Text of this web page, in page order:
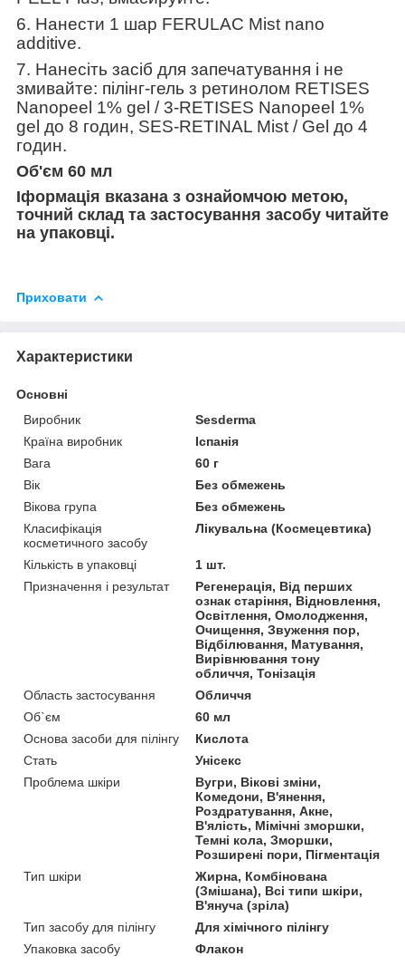
6. Нанести 1 шар FERULAC Mist nano
additive.
7. Нанесіть засіб для запечатування і не
змивайте: пілінг-гель з ретинолом RETISES
Nanopeel 1% gel / 3-RETISES Nanopeel 1%
gel до 8 годин, SES-RETINAL Mist / Gel до 4
годин.
Об'єм 60 мл
Іформація вказана з ознайомчою метою,
точний склад та застосування засобу читайте
на упаковці.
Приховати
Характеристики
Основні
Виробник
Sesderma
Країна виробник
Іспанія
Вага
60 г
Вік
Без обмежень
Вікова група
Без обмежень
Класифікація
косметичного засобу
Лікувальна (Космецевтика)
Кількість в упаковці
1 шт.
Призначення і результат
Регенерація, Від перших
ознак старіння, Відновлення,
Освітлення, Омолодження,
Очищення, Звуження пор,
Відбілювання, Матування,
Вирівнювання тону
обличчя, Тонізація
Область застосування
Обличчя
Об`єм
60 мл
Основа засоби для пілінгу
Кислота
Стать
Унісекс
Проблема шкіри
Вугри, Вікові зміни,
Комедони, В'янення,
Роздратування, Акне,
В'ялість, Мімічні зморшки,
Темні кола, Зморшки,
Розширені пори, Пігментація
Тип шкіри
Жирна, Комбінована
(Змішана), Всі типи шкіри,
В'януча (зріла)
Тип засобу для пілінгу
Для хімічного пілінгу
Упаковка засобу
Флакон